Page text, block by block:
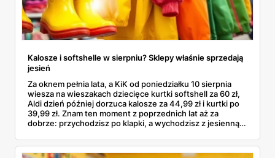
Kalosze i softshelle w sierpniu? Sklepy właśnie sprzedają
jesień
Za oknem pełnia lata, a KiK od poniedziałku 10 sierpnia
wiesza na wieszakach dziecięce kurtki softshell za 60 zł,
Aldi dzień później dorzuca kalosze za 44,99 zł i kurtki po
39,99 zł. Znam ten moment z poprzednich lat aż za
dobrze: przychodzisz po klapki, a wychodzisz z jesienną
pojawi się w gazetkach w przyszłym tygodniu i czy jest
sens kupować jesień, zanim skończą się wakacje.